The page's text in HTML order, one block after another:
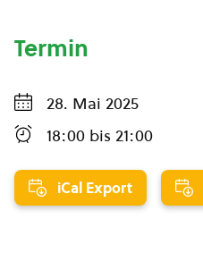
Termin
28. Mai 2025
18:00 bis 21:00
iCal Export